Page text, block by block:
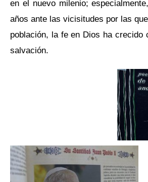
en el nuevo milenio;
años ante las vicisitudes por las
población, la fe en Dios ha crecido
salvación.